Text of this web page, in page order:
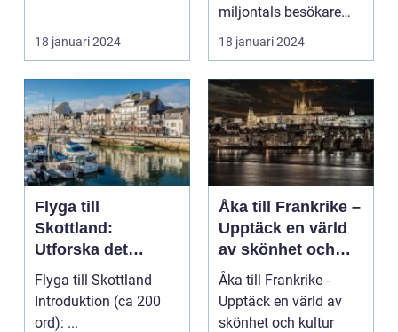
18 januari 2024
miljontals besökare
med sina fantastiska
str...
18 januari 2024
Flyga till
Skottland:
Utforska det
majestätiska
landet
Flyga till Skottland
Introduktion (ca 200
ord): ...
Åka till Frankrike –
Upptäck en värld
av skönhet och
kultur
Åka till Frankrike -
Upptäck en värld av
skönhet och kultur